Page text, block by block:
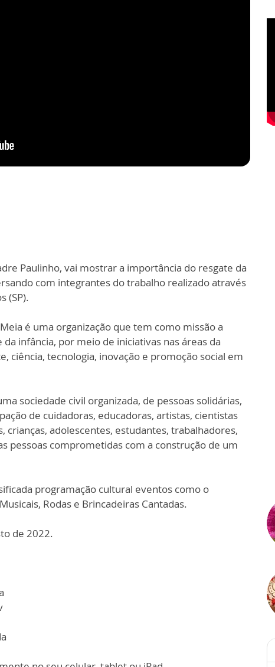
Paulinho, vai mostrar a importância do resgate da
com integrantes do trabalho realizado através
(SP).
é uma organização que tem como missão a
infância, por meio de iniciativas nas áreas da
ciência, tecnologia, inovação e promoção social em
sociedade civil organizada, de pessoas solidárias,
de cuidadoras, educadoras, artistas, cientistas
crianças, adolescentes, estudantes, trabalhadores,
pessoas comprometidas com a construção de um
programação cultural eventos como o
Rodas e Brincadeiras Cantadas.
de 2022.